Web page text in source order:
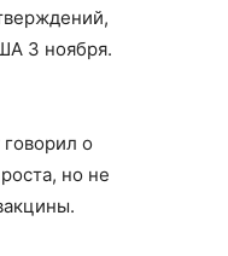
3 ноября.
о
но не